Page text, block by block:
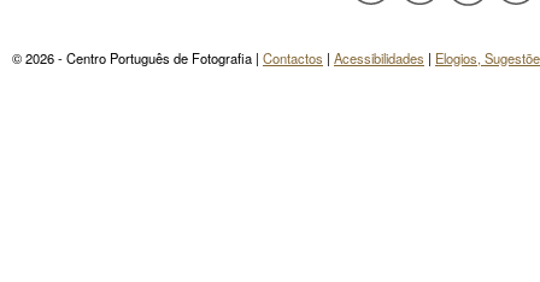
© 2026 - Centro Português de Fotografia | Contactos | Acessibilidades | Elogios,